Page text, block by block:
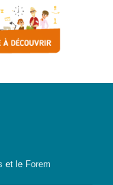
et le Forem